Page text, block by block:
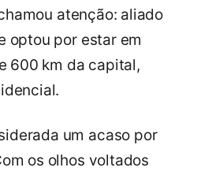
atenção: aliado
optou por estar em
600 km da capital,
um acaso por
os olhos voltados